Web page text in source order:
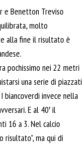
e Benetton Treviso
molto
alla fine il risultato è
pochissimo nei 22 metri
una serie di piazzati
biancoverdi invece nella
E al 40′ il
16 a 3. Nel calcio
risultato”, ma qui di